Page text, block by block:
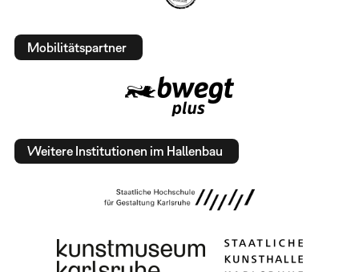
Mobilitätspartner
Weitere Institutionen im Hallenbau